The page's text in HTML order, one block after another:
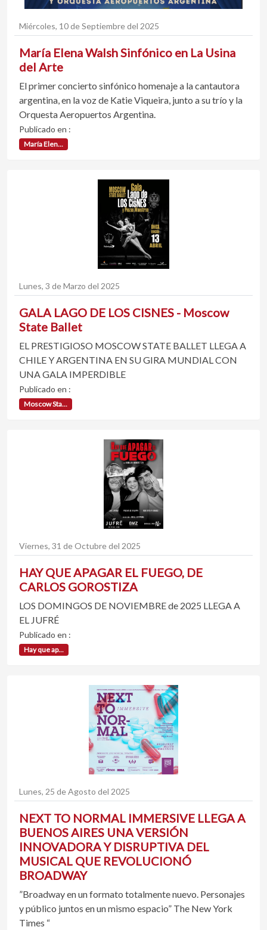
Miércoles, 10 de Septiembre del 2025
María Elena Walsh Sinfónico en La Usina
del Arte
El primer concierto sinfónico homenaje a la cantautora
argentina, en la voz de Katie Viqueira, junto a su trío y la
Orquesta Aeropuertos Argentina.
Publicado en :
María Elen...
Lunes, 3 de Marzo del 2025
GALA LAGO DE LOS CISNES - Moscow
State Ballet
EL PRESTIGIOSO MOSCOW STATE BALLET LLEGA A
CHILE Y ARGENTINA EN SU GIRA MUNDIAL CON
UNA GALA IMPERDIBLE
Publicado en :
Moscow Sta...
Viernes, 31 de Octubre del 2025
HAY QUE APAGAR EL FUEGO, DE
CARLOS GOROSTIZA
LOS DOMINGOS DE NOVIEMBRE de 2025 LLEGA A
EL JUFRÉ
Publicado en :
Hay que ap...
Lunes, 25 de Agosto del 2025
NEXT TO NORMAL IMMERSIVE LLEGA A
BUENOS AIRES UNA VERSIÓN
INNOVADORA Y DISRUPTIVA DEL
MUSICAL QUE REVOLUCIONÓ
BROADWAY
”Broadway en un formato totalmente nuevo. Personajes
y público juntos en un mismo espacio” The New York
Times “